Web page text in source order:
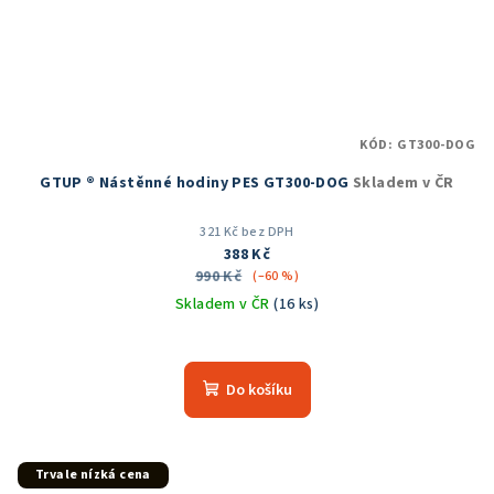
GTUP ® Nástěnné hodiny PES GT300-DOG Skladem v ČR
321 Kč bez DPH
388 Kč
990 Kč (–60 %)
Skladem v ČR(16 ks)
Do košíku
KÓD: GT300-DOG
Trvale nízká cena